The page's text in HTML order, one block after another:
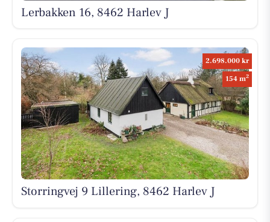
Lerbakken 16, 8462 Harlev J
2.698.000 kr
154 m2
Storringvej 9 Lillering, 8462 Harlev J